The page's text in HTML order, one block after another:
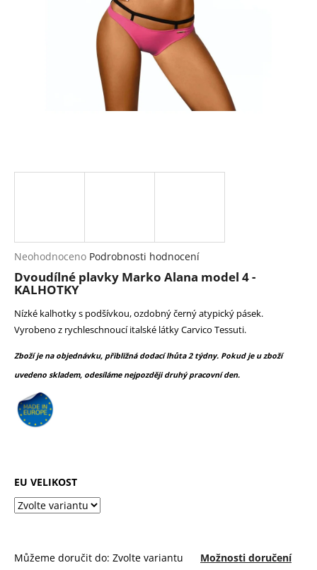
Průměrné
hodnocení
produktu
je
0,0
5
hvězdiček.
Neohodnoceno Podrobnosti hodnocení
Dvoudílné plavky Marko Alana model 4 -
KALHOTKY
Nízké kalhotky s podšívkou, ozdobný černý atypický pásek.
Vyrobeno z rychleschnoucí italské látky Carvico Tessuti.
Zboží je na objednávku, přibližná dodací lhůta 2 týdny. Pokud je u zboží
uvedeno skladem, odesíláme nejpozději druhý pracovní den.
EU VELIKOST
Můžeme doručit do: Zvolte variantu Možnosti doručení
o
p
o
r
č
u
j
m
e